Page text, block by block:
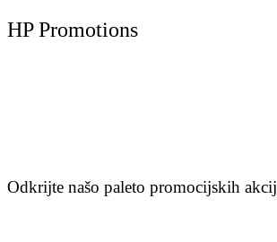
HP Promotions
Odkrijte našo paleto promocijskih akcij